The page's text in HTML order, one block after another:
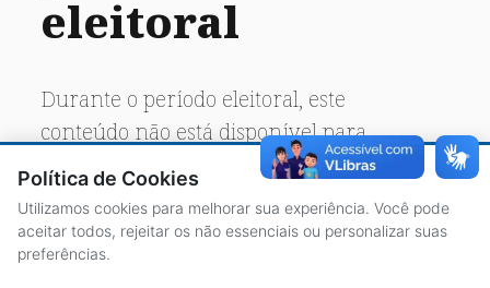
eleitoral
Durante o período eleitoral, este
conteúdo não está disponível para
acesso público.
Política de Cookies
Utilizamos cookies para melhorar sua experiência. Você pode
aceitar todos, rejeitar os não essenciais ou personalizar suas
preferências.